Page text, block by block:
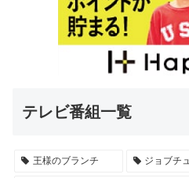
テレビ番組一覧
王様のブランチ ジョブチ